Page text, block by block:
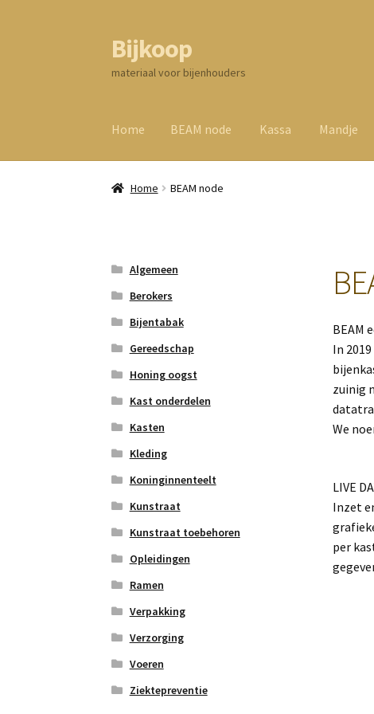
Ga
door
naar
Ga
direct
naar
inhoud
Bijkoop
materiaal voor bijenhouders
Home BEAM node Kassa Mandje
Home BEAM node
BEAM
In
zuinig
We
LIVE
Inzet
per
Algemeen
Berokers
Bijentabak
Gereedschap
Honing oogst
Kast onderdelen
Kasten
Kleding
Koninginnenteelt
Kunstraat
Kunstraat toebehoren
Opleidingen
Ramen
Verpakking
Verzorging
Voeren
Ziektepreventie